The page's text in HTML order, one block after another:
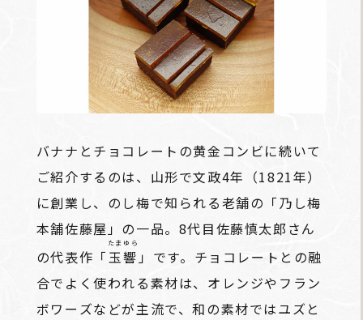
バナナとチョコレートの黄金コンビに続いて
ご紹介するのは、山形で文政4年（1821年）
に創業し、のし梅で知られる老舗の「乃し梅
本舗佐藤屋」の一品。8代目佐藤慎太郎さん
の代表作「 玉響
たまゆら
」です。チョコレートとの融
合でよく使われる素材は、オレンジやフラン
ボワーズなどが主流で、和の素材ではユズと